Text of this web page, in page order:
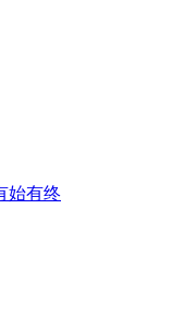
始有终